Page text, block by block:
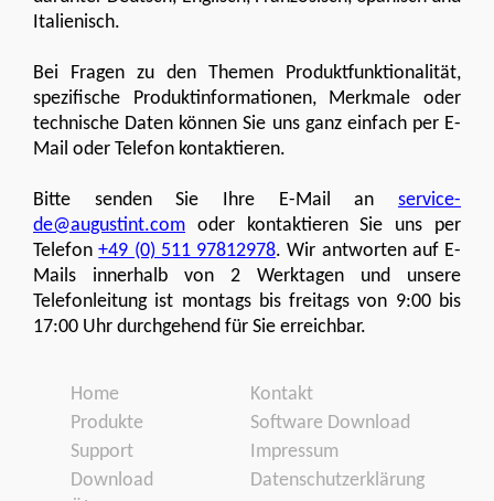
Italienisch.
Bei Fragen zu den Themen Produktfunktionalität,
spezifische Produktinformationen, Merkmale oder
technische Daten können Sie uns ganz einfach per E-
Mail oder Telefon kontaktieren.
Bitte senden Sie Ihre E-Mail an service-
de@augustint.com oder kontaktieren Sie uns per
Telefon+49 (0) 511 97812978. Wir antworten auf E-
Mails innerhalb von 2 Werktagen und unsere
Telefonleitung ist montags bis freitags von 9:00 bis
17:00 Uhr durchgehend für Sie erreichbar.
Home
Produkte
Support
Download
Kontakt
Software Download
Impressum
Datenschutzerklärung